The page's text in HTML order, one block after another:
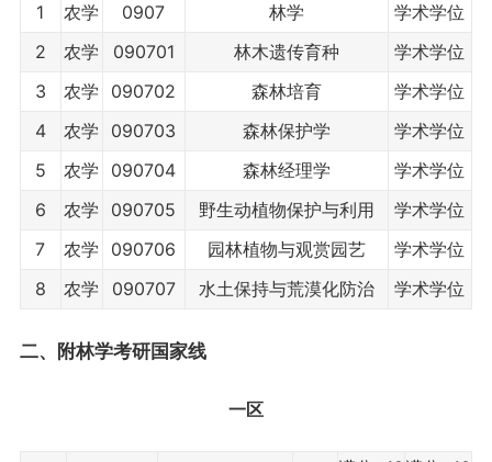
1
农学 0907 林学
学术学位
2
农学 090701 林木遗传育种
学术学位
3
农学 090702 森林培育
学术学位
4
农学 090703 森林保护学
学术学位
5
农学 090704 森林经理学
学术学位
6
农学 090705 野生动植物保护与利用
学术学位
7
农学 090706 园林植物与观赏园艺
学术学位
8
农学 090707 水土保持与荒漠化防治 学术学位
二、附林学考研国家线
一区